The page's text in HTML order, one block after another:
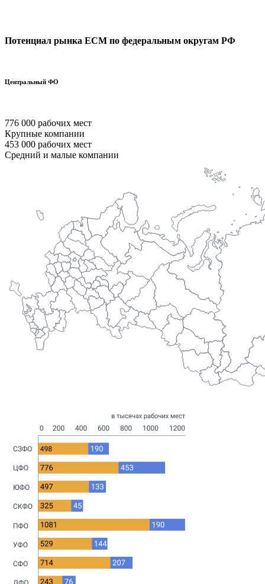
Потенциал рынка ECM по федеральным округам РФ
Центральный ФО
776 000 рабочих мест
Крупные компании
453 000 рабочих мест
Средний и малые компании